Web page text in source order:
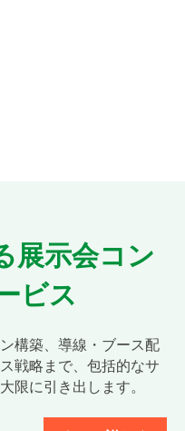
展示会コン
ビス
構築、導線・ブース配
戦略まで、包括的なサ
限に引き出します。